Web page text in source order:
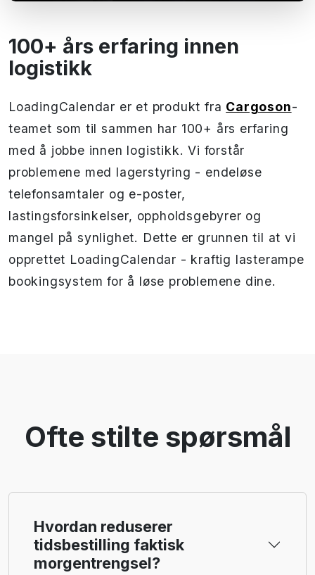
100+ års erfaring innen
logistikk
LoadingCalendar er et produkt fra Cargoson-
teamet som til sammen har 100+ års erfaring
med å jobbe innen logistikk. Vi forstår
problemene med lagerstyring - endeløse
telefonsamtaler og e-poster,
lastingsforsinkelser, oppholdsgebyrer og
mangel på synlighet. Dette er grunnen til at vi
opprettet LoadingCalendar - kraftig lasterampe
bookingsystem for å løse problemene dine.
Ofte stilte spørsmål
Hvordan reduserer
tidsbestilling faktisk
morgentrengsel?